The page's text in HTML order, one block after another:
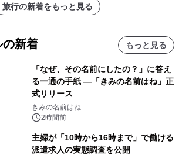
旅行の新着をもっと見る
の新着 もっと見る
「なぜ、その名前にしたの？」に答え
る一通の手紙 ―「きみの名前はね」正
式リリース
きみの名前はね
2時間前
主婦が「10時から16時まで」で働ける
派遣求人の実態調査を公開